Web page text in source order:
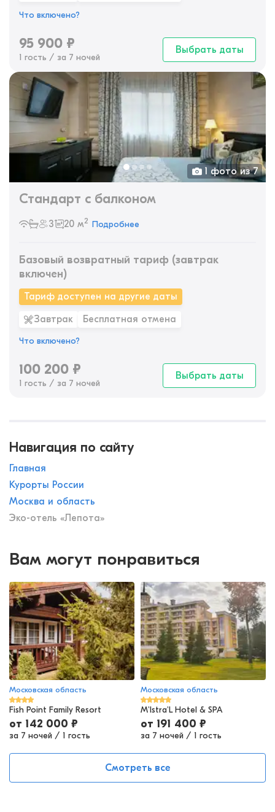
Что включено?
95 900 ₽
1 гость / за 7 ночей
Выбрать даты
1 фото из 7
Стандарт с балконом
3 20 м2 Подробнее
Базовый возвратный тариф (завтрак
включен)
Тариф доступен на другие даты
Завтрак Бесплатная отмена
Что включено?
100 200 ₽
1 гость / за 7 ночей
Выбрать даты
Навигация по сайту
Главная
Курорты России
Москва и область
Эко-отель «Лепота»
Вам могут понравиться
Московская область
Fish Point Family Resort
от 142 000 ₽
за 7 ночей / 1 гость
Московская область
M'Istra'L Hotel & SPA
от 191 400 ₽
за 7 ночей / 1 гость
Смотреть все